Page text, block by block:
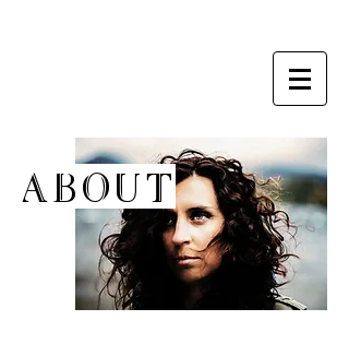
ABOUT